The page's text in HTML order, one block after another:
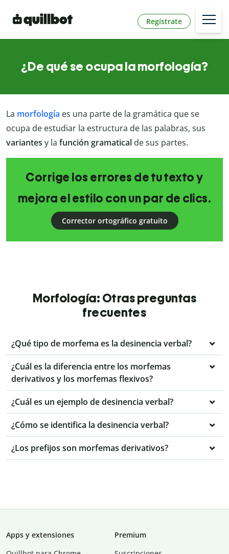
Regístrate
¿De qué se ocupa la morfología?
La morfología es una parte de la gramática que se
ocupa de estudiar la estructura de las palabras, sus
variantes y la función gramatical de sus partes.
Corrige los errores de tu texto y
mejora el estilo con un par de clics.
Corrector ortográfico gratuito
Morfología: Otras preguntas
frecuentes
¿Qué tipo de morfema es la desinencia verbal?
¿Cuál es la diferencia entre los morfemas
derivativos y los morfemas flexivos?
¿Cuál es un ejemplo de desinencia verbal?
¿Cómo se identifica la desinencia verbal?
¿Los prefijos son morfemas derivativos?
Apps y extensiones
Premium